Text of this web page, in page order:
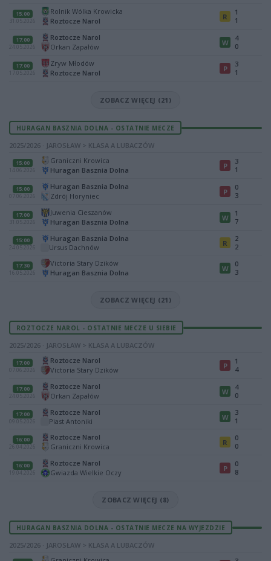
15:00
31.05.2026
Rolnik Wólka Krowicka
Roztocze Narol
R
1
1
17:00
24.05.2026
Roztocze Narol
Orkan Zapałów
W
4
0
17:00
17.05.2026
Zryw Młodów
Roztocze Narol
P
3
1
ZOBACZ WIĘCEJ (21)
HURAGAN BASZNIA DOLNA - OSTATNIE MECZE
2025/2026 · JAROSŁAW > KLASA A LUBACZÓW
15:00
14.06.2026
Graniczni Krowica
Huragan Basznia Dolna
P
3
1
15:00
07.06.2026
Huragan Basznia Dolna
Zdrój Horyniec
P
0
3
17:00
31.05.2026
Juwenia Cieszanów
Huragan Basznia Dolna
W
1
7
15:00
24.05.2026
Huragan Basznia Dolna
Ursus Dachnów
R
2
2
17:30
16.05.2026
Victoria Stary Dzików
Huragan Basznia Dolna
W
0
3
ZOBACZ WIĘCEJ (21)
ROZTOCZE NAROL - OSTATNIE MECZE U SIEBIE
2025/2026 · JAROSŁAW > KLASA A LUBACZÓW
17:00
07.06.2026
Roztocze Narol
Victoria Stary Dzików
P
1
4
17:00
24.05.2026
Roztocze Narol
Orkan Zapałów
W
4
0
17:00
09.05.2026
Roztocze Narol
Piast Antoniki
W
3
1
16:00
26.04.2026
Roztocze Narol
Graniczni Krowica
R
0
0
16:00
19.04.2026
Roztocze Narol
Gwiazda Wielkie Oczy
P
0
8
ZOBACZ WIĘCEJ (8)
HURAGAN BASZNIA DOLNA - OSTATNIE MECZE NA WYJEZDZIE
2025/2026 · JAROSŁAW > KLASA A LUBACZÓW